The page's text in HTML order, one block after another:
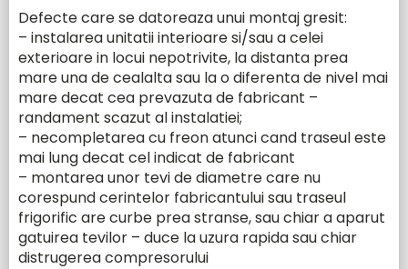
Defecte care se datoreaza unui montaj gresit:
– instalarea unitatii interioare si/sau a celei
exterioare in locui nepotrivite, la distanta prea
mare una de cealalta sau la o diferenta de nivel mai
mare decat cea prevazuta de fabricant –
randament scazut al instalatiei;
– necompletarea cu freon atunci cand traseul este
mai lung decat cel indicat de fabricant
– montarea unor tevi de diametre care nu
corespund cerintelor fabricantului sau traseul
frigorific are curbe prea stranse, sau chiar a aparut
gatuirea tevilor – duce la uzura rapida sau chiar
distrugerea compresorului